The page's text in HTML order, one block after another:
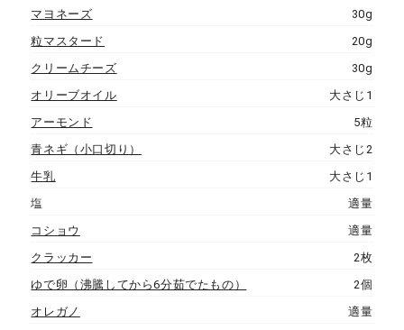
マヨネーズ
30g
粒マスタード
20g
クリームチーズ
30g
オリーブオイル
大さじ1
アーモンド
5粒
青ネギ（小口切り）
大さじ2
牛乳
大さじ1
塩
適量
コショウ
適量
クラッカー
2枚
ゆで卵（沸騰してから6分茹でたもの）
2個
オレガノ
適量